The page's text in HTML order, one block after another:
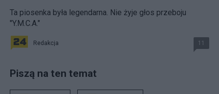
Ta piosenka była legendarna. Nie żyje głos przeboju
"Y.M.C.A."
Redakcja 11
Piszą na ten temat